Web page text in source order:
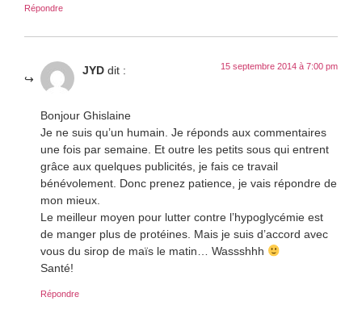
Répondre
JYD dit : 15 septembre 2014 à 7:00 pm
Bonjour Ghislaine
Je ne suis qu’un humain. Je réponds aux commentaires
une fois par semaine. Et outre les petits sous qui entrent
grâce aux quelques publicités, je fais ce travail
bénévolement. Donc prenez patience, je vais répondre de
mon mieux.
Le meilleur moyen pour lutter contre l’hypoglycémie est
de manger plus de protéines. Mais je suis d’accord avec
vous du sirop de maïs le matin… Wassshhh
Santé!
Répondre